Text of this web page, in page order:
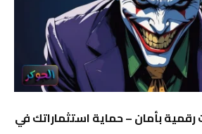
رقمية بأمان – حماية استثماراتك في